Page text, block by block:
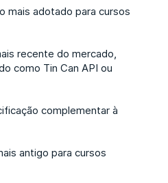
mais adotado para cursos
recente do mercado,
como Tin Can API ou
complementar à
antigo para cursos